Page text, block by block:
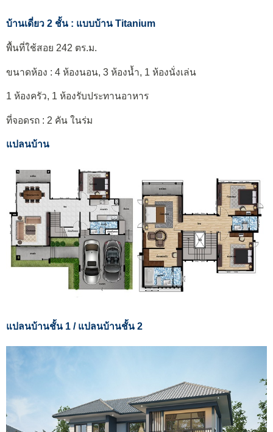
บ้านเดี่ยว 2 ชั้น : แบบบ้าน Titanium
พื้นที่ใช้สอย 242 ตร.ม.
ขนาดห้อง : 4 ห้องนอน, 3 ห้องน้ำ, 1 ห้องนั่งเล่น
1 ห้องครัว, 1 ห้องรับประทานอาหาร
ที่จอดรถ : 2 คัน ในร่ม
แปลนบ้าน
แปลนบ้านชั้น 1 / แปลนบ้านชั้น 2